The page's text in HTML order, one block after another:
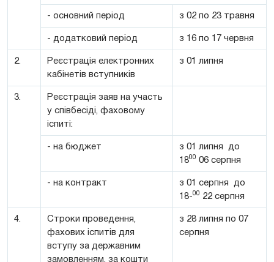
- основний період з 02 по 23 травня
- додатковий період з 16 по 17 червня
2.
Реєстрація електронних
кабінетів вступників
з 01 липня
3.
Реєстрація заяв на участь
у співбесіді, фаховому
іспиті:
- на бюджет
з 01 липня до
1800 06 серпня
- на контракт
з 01 серпня до
18-00 22 серпня
4.
Строки проведення,
фахових іспитів для
вступу за державним
замовленням, за кошти
з 28 липня по 07
серпня